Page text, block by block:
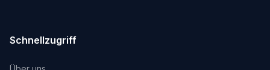
Schnellzugriff